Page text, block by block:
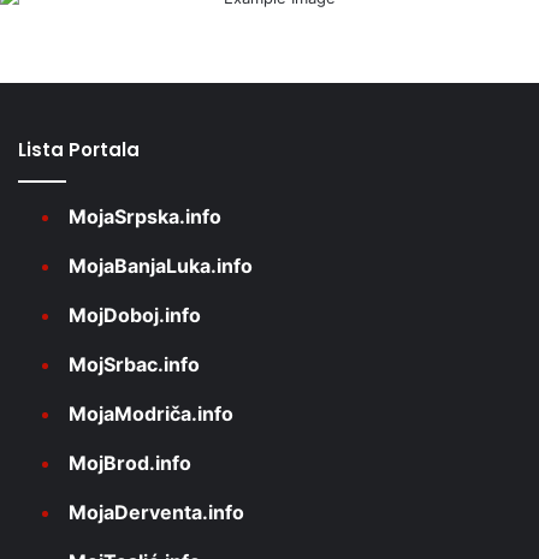
Lista Portala
MojaSrpska.info
MojaBanjaLuka.info
MojDoboj.info
MojSrbac.info
MojaModriča.info
MojBrod.info
MojaDerventa.info